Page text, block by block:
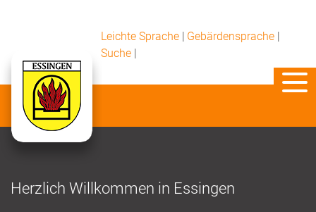
Leichte Sprache | Gebärdensprache |
Suche |
Herzlich Willkommen in Essingen